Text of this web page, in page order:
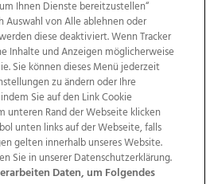
Kontakt
Jobs
AGB Anzeigekunden
Politische Werbung
Ihnen Dienste bereitzustellen“
Auswahl von Alle ablehnen oder
diese deaktiviert. Wenn Tracker
Inhalte und Anzeigen möglicherweise
Sie können dieses Menü jederzeit
zu ändern oder Ihre
Sie auf den Link Cookie
unteren Rand der Webseite klicken
unten links auf der Webseite, falls
gelten innerhalb unseres Website.
Sie in unserer Datenschutzerklärung.
Daten, um Folgendes